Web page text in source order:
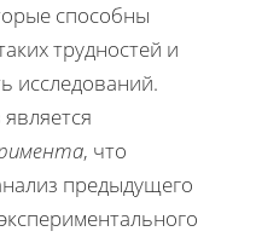
способны
трудностей и
исследований.
, что
предыдущего